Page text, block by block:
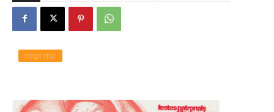
Imprimir